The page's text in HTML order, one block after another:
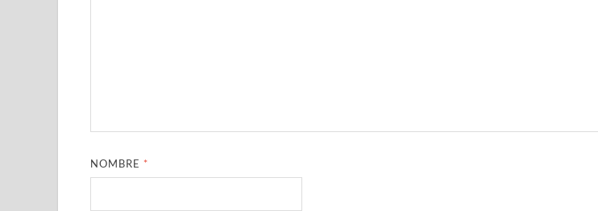
NOMBRE *